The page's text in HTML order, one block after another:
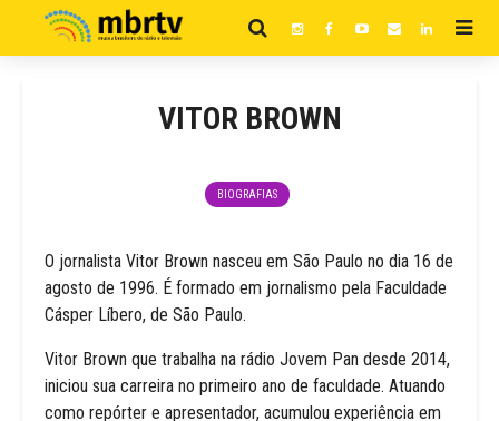
VITOR BROWN
BIOGRAFIAS
O jornalista Vitor Brown nasceu em São Paulo no dia 16 de
agosto de 1996. É formado em jornalismo pela Faculdade
Cásper Líbero, de São Paulo.
Vitor Brown que trabalha na rádio Jovem Pan desde 2014,
iniciou sua carreira no primeiro ano de faculdade. Atuando
como repórter e apresentador, acumulou experiência em